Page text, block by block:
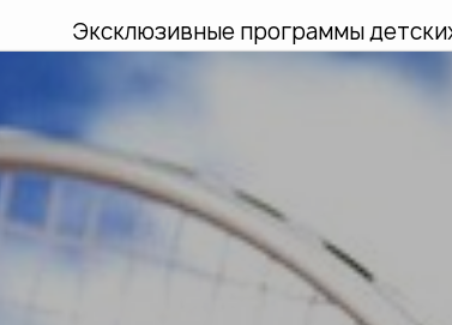
Эксклюзивные программы